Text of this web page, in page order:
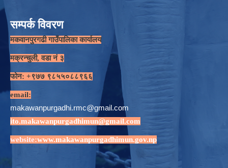
सम्पर्क विवरण
मकवानपुरगढी गाउँपालिका कार्यालय
मक्रन्चुली, वडा नं ३
फोन: +९७७ ९८५५०८८९६६
email:
makawanpurgadhi.rmc@gmail.com
ito.makawanpurgadhimun@gmail.com
website:www.makawanpurgadhimun.gov.np